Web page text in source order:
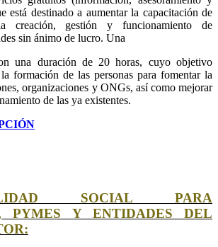
está destinado a aumentar la capacitación de
creación, gestión y funcionamiento de
sin ánimo de lucro. Una
una duración de 20 horas, cuyo objetivo
formación de las personas para fomentar la
organizaciones y ONGs, así como mejorar
de las ya existentes.
SOCIAL PARA
PYMES Y ENTIDADES DEL